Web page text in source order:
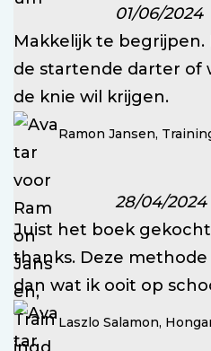
01/06/2024
Makkelijk te
de startende darter of
de knie wil krijgen.
Ramon Jansen,
28/04/2024
Juist het boek
thanks. Deze
dan wat ik ooit op
Laszlo Salamon,